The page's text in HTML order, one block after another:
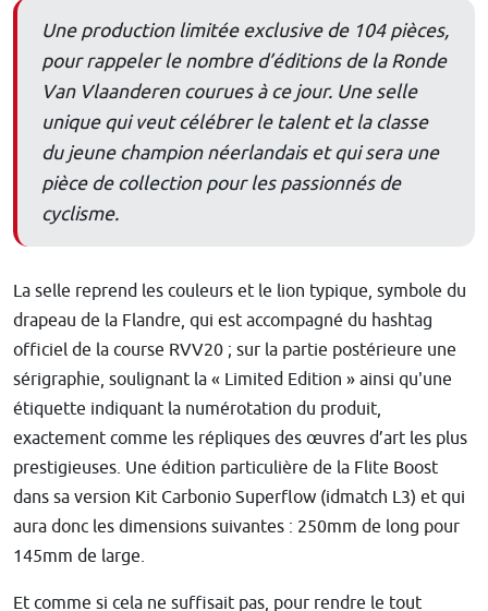
Une production limitée exclusive de 104 pièces,
pour rappeler le nombre d’éditions de la Ronde
Van Vlaanderen courues à ce jour. Une selle
unique qui veut célébrer le talent et la classe
du jeune champion néerlandais et qui sera une
pièce de collection pour les passionnés de
cyclisme.
La selle reprend les couleurs et le lion typique, symbole du
drapeau de la Flandre, qui est accompagné du hashtag
officiel de la course RVV20 ; sur la partie postérieure une
sérigraphie, soulignant la « Limited Edition » ainsi qu'une
étiquette indiquant la numérotation du produit,
exactement comme les répliques des œuvres d’art les plus
prestigieuses. Une édition particulière de la Flite Boost
dans sa version Kit Carbonio Superflow (idmatch L3) et qui
aura donc les dimensions suivantes : 250mm de long pour
145mm de large.
Et comme si cela ne suffisait pas, pour rendre le tout